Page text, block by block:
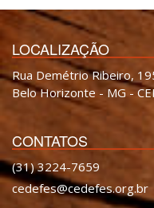
LOCALIZAÇÃO
Rua Demétrio Ribeiro,
Belo Horizonte - MG -
CONTATOS
(31) 3224-7659
cedefes@cedefes.org.br